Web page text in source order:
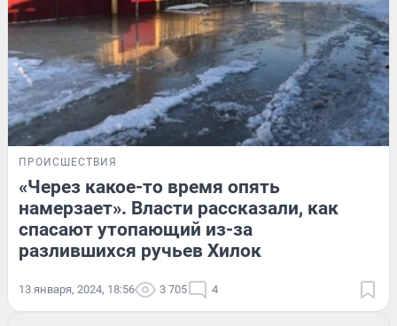
ПРОИСШЕСТВИЯ
«Через какое-то время опять
намерзает». Власти рассказали, как
спасают утопающий из-за
разлившихся ручьев Хилок
13 января, 2024, 18:56 3 705 4